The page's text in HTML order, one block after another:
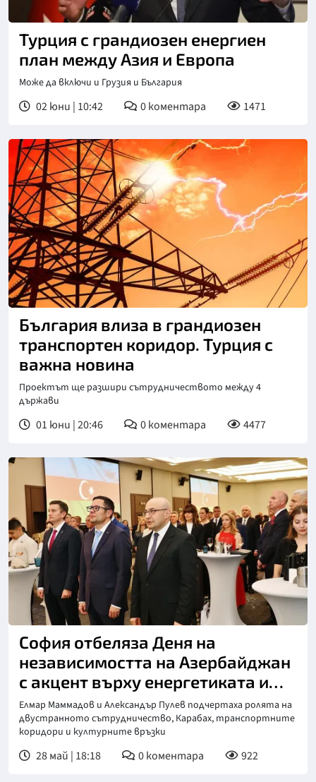
Снимка: Алпарслан Байрактар
Турция с грандиозен енергиен
план между Азия и Европа
Може да включи и Грузия и България
02 юни | 10:42 0коментара 1471
България влиза в грандиозен
транспортен коридор. Турция с
важна новина
Проектът ще разшири сътрудничеството между 4
държави
01 юни | 20:46 0коментара 4477
София отбеляза Деня на
независимостта на Азербайджан
с акцент върху енергетиката и
свързаността
Елмар Маммадов и Александър Пулев подчертаха ролята на
двустранното сътрудничество, Карабах, транспортните
коридори и културните връзки
28 май | 18:18 0коментара 922